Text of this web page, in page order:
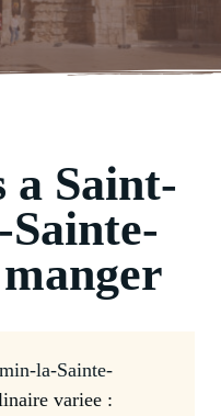
a Saint-
la-Sainte-
variee :